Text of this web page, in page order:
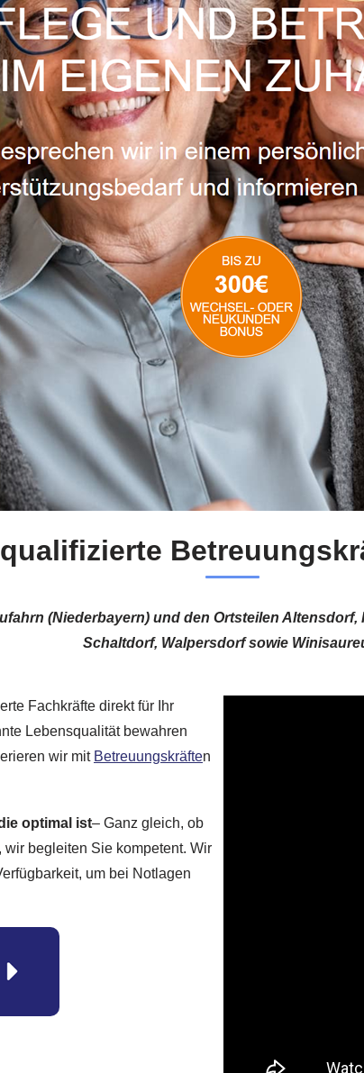
(Niederbayern) und den Ortsteilen
Schaltdorf, Walpersdorf sowie
Fachkräfte direkt für Ihr
Lebensqualität bewahren
wir mit Betreuungskräften
optimal ist– Ganz gleich, ob
begleiten Sie kompetent. Wir
um bei Notlagen